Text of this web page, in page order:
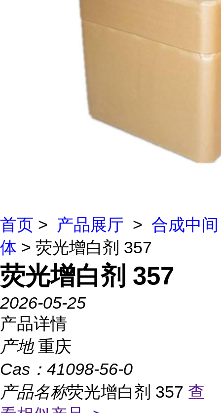
首页 > 产品展厅 > 合成中间
体 > 荧光增白剂 357
荧光增白剂 357
2026-05-25
产品详情
产地 重庆
Cas： 41098-56-0
产品名称荧光增白剂 357 查